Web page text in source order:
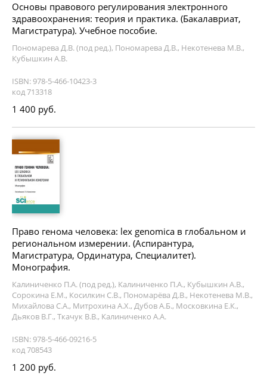
Основы правового регулирования электронного
здравоохранения: теория и практика. (Бакалавриат,
Магистратура). Учебное пособие.
Пономарева Д.В. (под ред.), Пономарева Д.В., Некотенева М.В.,
Кубышкин А.В.
ISBN: 978-5-466-10423-3
код 713318
1 400 руб.
Право генома человека: lex genomica в глобальном и
региональном измерении. (Аспирантура,
Магистратура, Ординатура, Специалитет).
Монография.
Калиниченко П.А. (под ред.), Калиниченко П.А., Кубышкин А.В.,
Сорокина Е.М., Косилкин С.В., Пономарёва Д.В., Некотенева М.В.,
Михайлова С.А., Митрохина А.Х., Дубов А.Б., Московкина Е.К.,
Дьяков В.Г., Ткачук В.В., Калиниченко А.А.
ISBN: 978-5-466-09216-5
код 708543
1 200 руб.